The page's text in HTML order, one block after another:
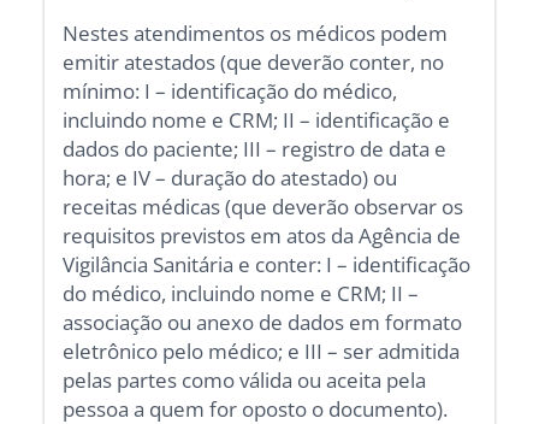
Nestes atendimentos os médicos podem
emitir atestados (que deverão conter, no
mínimo: I – identificação do médico,
incluindo nome e CRM; II – identificação e
dados do paciente; III – registro de data e
hora; e IV – duração do atestado) ou
receitas médicas (que deverão observar os
requisitos previstos em atos da Agência de
Vigilância Sanitária e conter: I – identificação
do médico, incluindo nome e CRM; II –
associação ou anexo de dados em formato
eletrônico pelo médico; e III – ser admitida
pelas partes como válida ou aceita pela
pessoa a quem for oposto o documento).